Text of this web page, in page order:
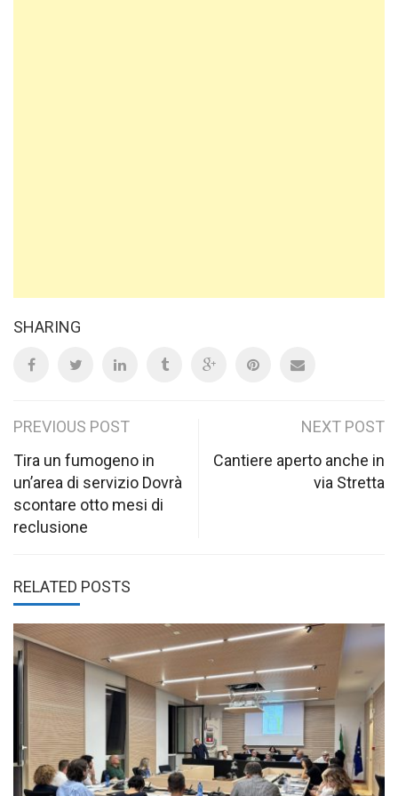
SHARING
Post
navigation
PREVIOUS POST
Tira un fumogeno in
un’area di servizio Dovrà
scontare otto mesi di
reclusione
NEXT POST
Cantiere aperto anche in
via Stretta
RELATED POSTS